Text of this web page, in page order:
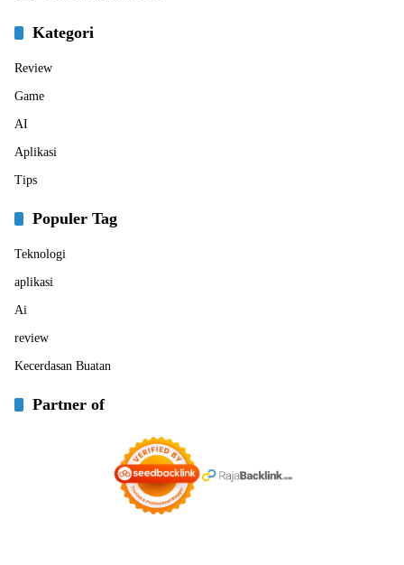
Kategori
Review
Game
AI
Aplikasi
Tips
Populer Tag
Teknologi
aplikasi
Ai
review
Kecerdasan Buatan
Partner of